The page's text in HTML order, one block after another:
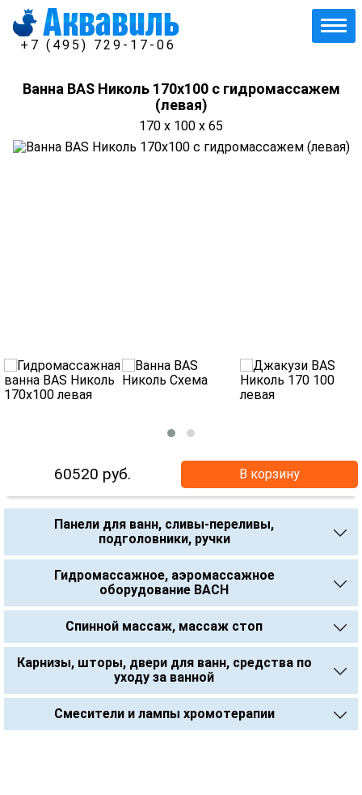
+7 (495) 729-17-06
Ванна BAS Николь 170х100 с гидромассажем
(левая)
170 x 100 x 65
60520 руб. В корзину
Панели для ванн, сливы-переливы,
подголовники, ручки
Гидромассажное, аэромассажное
оборудование BACH
Спинной массаж, массаж стоп
Карнизы, шторы, двери для ванн, средства по
уходу за ванной
Смесители и лампы хромотерапии